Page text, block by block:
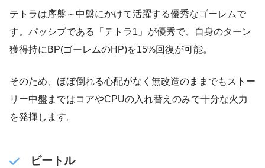
テトラは序盤～中盤にかけて活躍する優秀なゴーレムで
す。パッシブである「テトラ1」が優秀で、自身のターン
獲得持にBP(ゴーレムのHP)を15%回復が可能。
そのため、ほぼ倒れる心配がなく無改造のままでもストー
リー中盤まではコアやCPUの入れ替えのみで十分な火力
を発揮します。
ビートル